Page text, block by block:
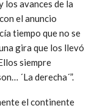
avances de la
el anuncio
tiempo que no se
gira que los llevó
siempre
´La derecha´”.
el continente